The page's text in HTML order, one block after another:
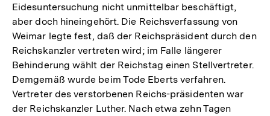
Eidesuntersuchung nicht unmittelbar beschäftigt,
aber doch hineingehört. Die Reichsverfassung von
Weimar legte fest, daß der Reichspräsident durch den
Reichskanzler vertreten wird; im Falle längerer
Behinderung wählt der Reichstag einen Stellvertreter.
Demgemäß wurde beim Tode Eberts verfahren.
Vertreter des verstorbenen Reichs-präsidenten war
der Reichskanzler Luther. Nach etwa zehn Tagen